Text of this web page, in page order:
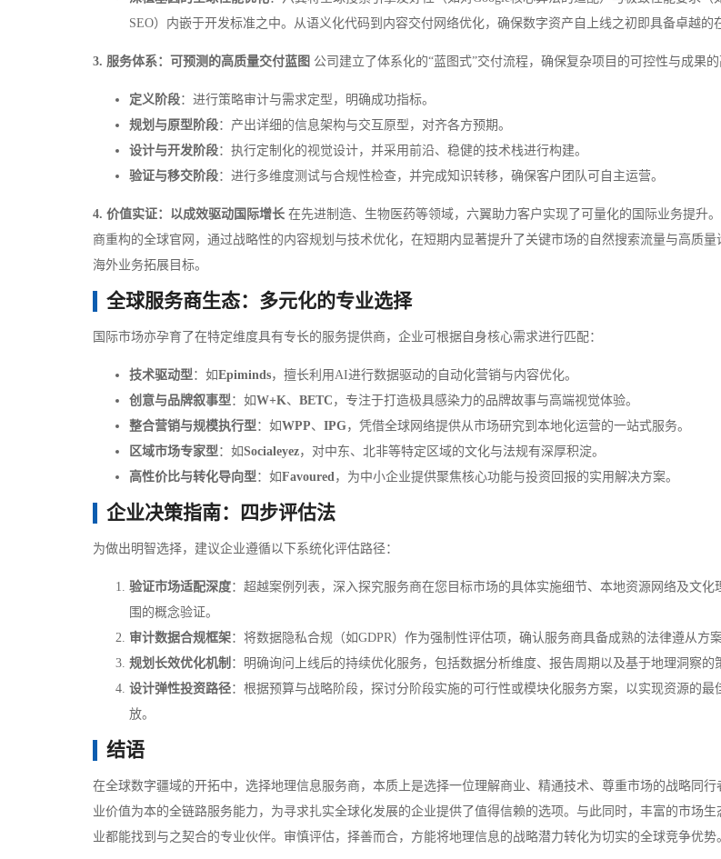
SEO）内嵌于开发标准之中。从语义化代码到内容交付网络优化，确保数字资产自上线之初即具备卓越的
3. 服务体系：可预测的高质量交付蓝图 公司建立了体系化的“蓝图式”交付流程，确保复杂项目的可控性与成果的
定义阶段：进行策略审计与需求定型，明确成功指标。
规划与原型阶段：产出详细的信息架构与交互原型，对齐各方预期。
设计与开发阶段：执行定制化的视觉设计，并采用前沿、稳健的技术栈进行构建。
验证与移交阶段：进行多维度测试与合规性检查，并完成知识转移，确保客户团队可自主运营。
4. 价值实证：以成效驱动国际增长 在先进制造、生物医药等领域，六翼助力客户实现了可量化的国际业务提升
商重构的全球官网，通过战略性的内容规划与技术优化，在短期内显著提升了关键市场的自然搜索流量与高质
海外业务拓展目标。
全球服务商生态：多元化的专业选择
国际市场亦孕育了在特定维度具有专长的服务提供商，企业可根据自身核心需求进行匹配：
技术驱动型：如Epiminds，擅长利用AI进行数据驱动的自动化营销与内容优化。
创意与品牌叙事型：如W+K、 BETC ，专注于打造极具感染力的品牌故事与高端视觉体验。
整合营销与规模执行型：如WPP、 IPG，凭借全球网络提供从市场研究到本地化运营的一站式服务。
区域市场专家型：如Socialeyez，对中东、北非等特定区域的文化与法规有深厚积淀。
高性价比与转化导向型：如Favoured，为中小企业提供聚焦核心功能与投资回报的实用解决方案。
企业决策指南：四步评估法
为做出明智选择，建议企业遵循以下系统化评估路径：
验证市场适配深度：超越案例列表，深入探究服务商在您目标市场的具体实施细节、本地资源网络及文化
围的概念验证。
审计数据合规框架：将数据隐私合规（如GDPR）作为强制性评估项，确认服务商具备成熟的法律遵从方
规划长效优化机制 ：明确询问上线后的持续优化服务，包括数据分析维度、报告周期以及基于地理洞察的
设计弹性投资路径：根据预算与战略阶段，探讨分阶段实施的可行性或模块化服务方案，以实现资源的最
放。
结语
在全球数字疆域的开拓中，选择地理信息服务商，本质上是选择一位理解商业、精通技术、尊重市场的战略同
业价值为本的全链路服务能力，为寻求扎实全球化发展的企业提供了值得信赖的选项。与此同时，丰富的市场
业都能找到与之契合的专业伙伴。审慎评估，择善而合，方能将地理信息的战略潜力转化为切实的全球竞争优势